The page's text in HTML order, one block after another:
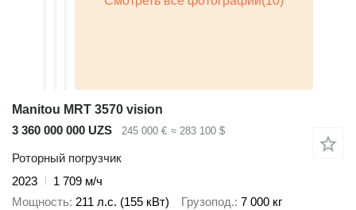
Manitou MRT 3570 vision
3 360 000 000 UZS
245 000 € ≈ 283 100 $
Роторный погрузчик
2023
1 709 м/ч
Мощность 211 л.с. (155 кВт) Грузопод. 7 000 кг